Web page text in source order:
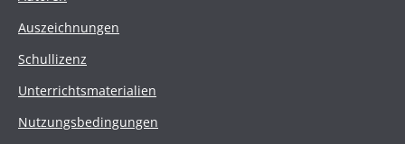
Auszeichnungen
Schullizenz
Unterrichtsmaterialien
Nutzungsbedingungen